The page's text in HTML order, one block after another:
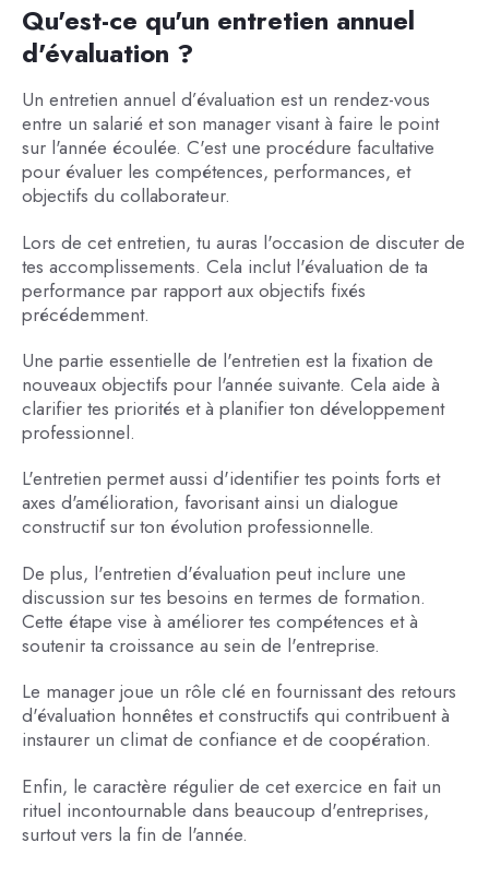
Qu'est-ce qu'un entretien annuel
d'évaluation ?
Un entretien annuel d’évaluation est un rendez-vous
entre un salarié et son manager visant à faire le point
sur l'année écoulée. C'est une procédure facultative
pour évaluer les compétences, performances, et
objectifs du collaborateur.
Lors de cet entretien, tu auras l'occasion de discuter de
tes accomplissements. Cela inclut l'évaluation de ta
performance par rapport aux objectifs fixés
précédemment.
Une partie essentielle de l'entretien est la fixation de
nouveaux objectifs pour l'année suivante. Cela aide à
clarifier tes priorités et à planifier ton développement
professionnel.
L'entretien permet aussi d'identifier tes points forts et
axes d'amélioration, favorisant ainsi un dialogue
constructif sur ton évolution professionnelle.
De plus, l'entretien d'évaluation peut inclure une
discussion sur tes besoins en termes de formation.
Cette étape vise à améliorer tes compétences et à
soutenir ta croissance au sein de l'entreprise.
Le manager joue un rôle clé en fournissant des retours
d'évaluation honnêtes et constructifs qui contribuent à
instaurer un climat de confiance et de coopération.
Enfin, le caractère régulier de cet exercice en fait un
rituel incontournable dans beaucoup d'entreprises,
surtout vers la fin de l'année.